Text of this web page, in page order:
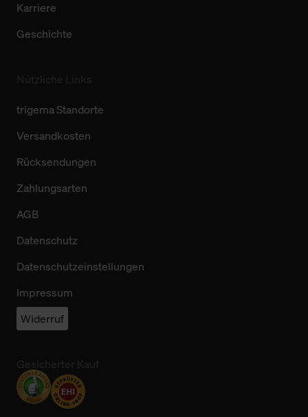
Karriere
Geschichte
trigema Standorte
Versandkosten
Rücksendungen
Zahlungsarten
AGB
Datenschutz
Datenschutzeinstellungen
Impressum
Widerruf